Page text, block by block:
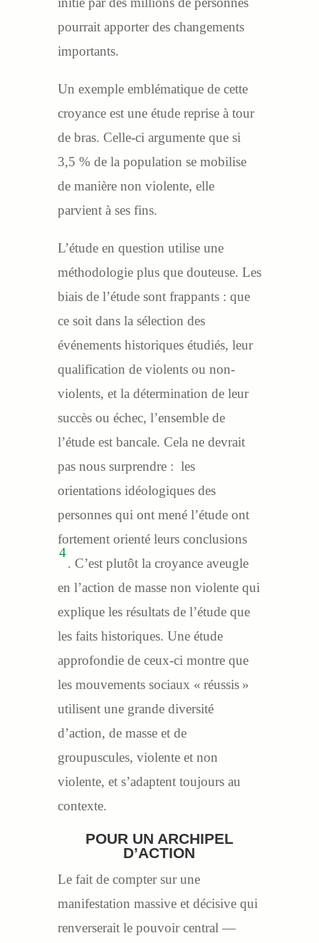
pourrait apporter des changements
importants.
Un exemple emblématique de cette
croyance est une étude reprise à tour
de bras. Celle-ci argumente que si
3,5 % de la population se mobilise
de manière non violente, elle
parvient à ses fins.
L’étude en question utilise une
méthodologie plus que douteuse. Les
biais de l’étude sont frappants : que
ce soit dans la sélection des
événements historiques étudiés, leur
qualification de violents ou non-
violents, et la détermination de leur
succès ou échec, l’ensemble de
l’étude est bancale. Cela ne devrait
pas nous surprendre : les
orientations idéologiques des
personnes qui ont mené l’étude ont
fortement orienté leurs conclusions
4
. C’est plutôt la croyance aveugle
en l’action de masse non violente qui
explique les résultats de l’étude que
les faits historiques. Une étude
approfondie de ceux-ci montre que
les mouvements sociaux « réussis »
utilisent une grande diversité
d’action, de masse et de
groupuscules, violente et non
violente, et s’adaptent toujours au
contexte.
POUR UN ARCHIPEL
D’ACTION
Le fait de compter sur une
manifestation massive et décisive qui
renverserait le pouvoir central —